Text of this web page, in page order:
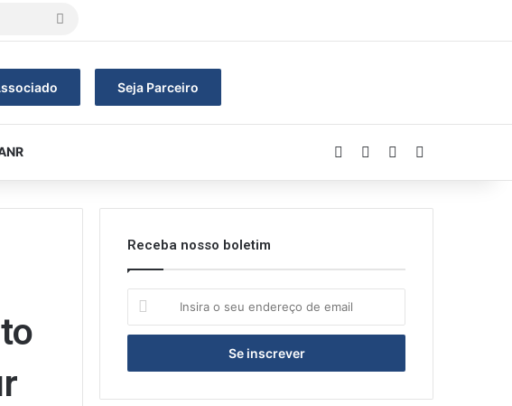
Seja Parceiro
FacebookLinkedinYouTube
Receba nosso boletim
seu
de